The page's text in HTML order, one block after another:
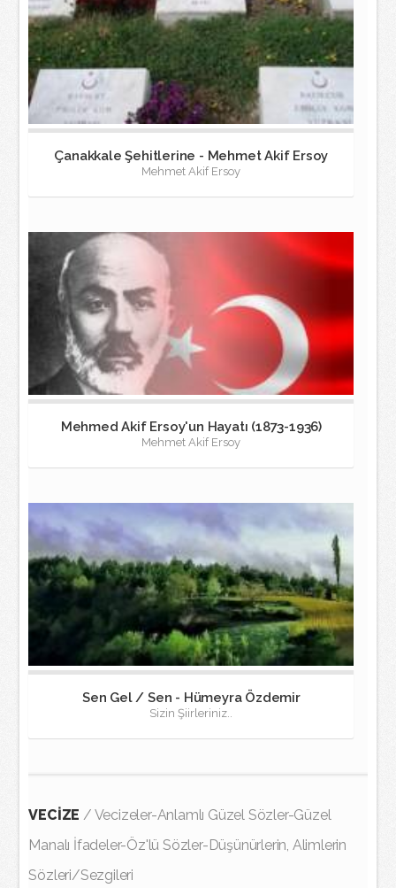
Çanakkale Şehitlerine - Mehmet Akif Ersoy
Mehmet Akif Ersoy
Mehmed Akif Ersoy'un Hayatı (1873-1936)
Mehmet Akif Ersoy
Sen Gel / Sen - Hümeyra Özdemir
Sizin Şiirleriniz..
VECİZE / Vecizeler-Anlamlı Güzel Sözler-Güzel
Manalı İfadeler-Öz'lü Sözler-Düşünürlerin, Alimlerin
Sözleri/Sezgileri